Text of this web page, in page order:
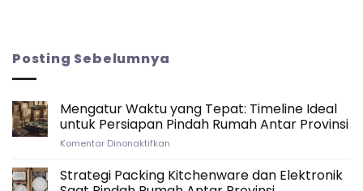
Posting Sebelumnya
Mengatur Waktu yang Tepat: Timeline Ideal
untuk Persiapan Pindah Rumah Antar Provinsi
Komentar Dinonaktifkan
Waktu
yang
Strategi Packing Kitchenware dan Elektronik